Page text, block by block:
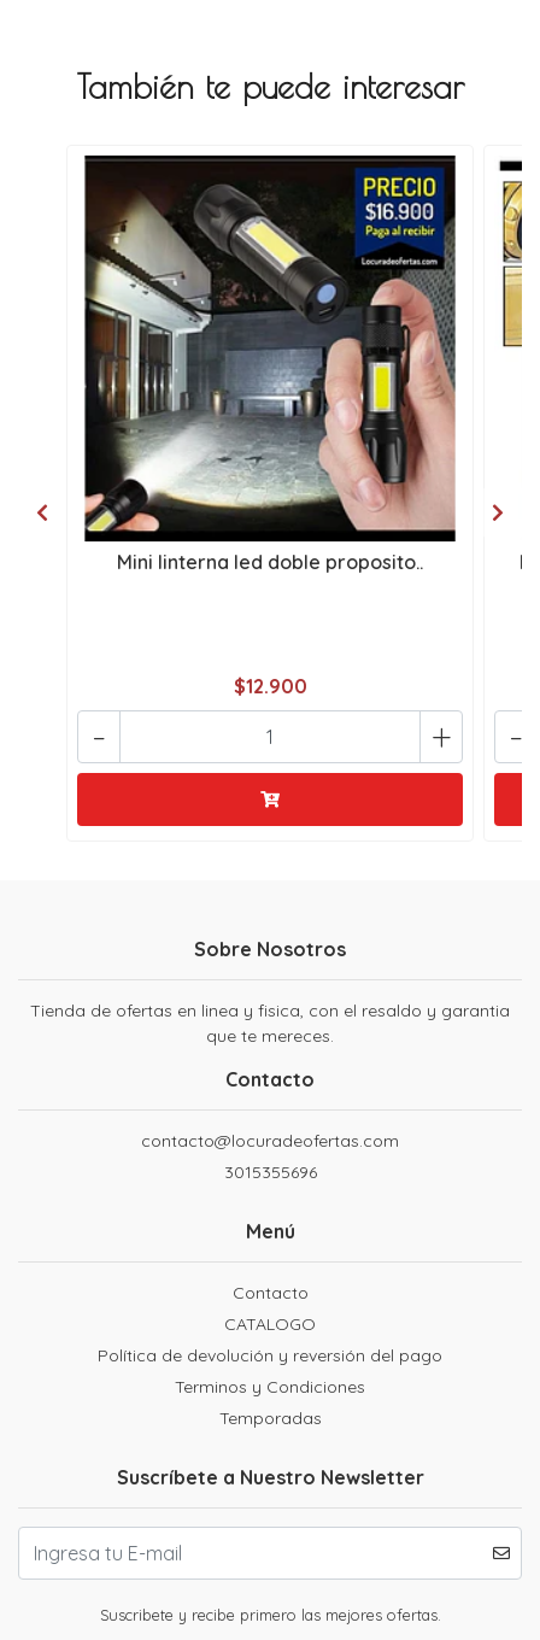
También te puede interesar
Mini linterna led doble proposito..
$12.900
+
- -
Sobre Nosotros
Tienda de ofertas en linea y fisica, con el resaldo y garantia
que te mereces.
Contacto
contacto@locuradeofertas.com
3015355696
Menú
Contacto
CATALOGO
Política de devolución y reversión del pago
Terminos y Condiciones
Temporadas
Suscríbete a Nuestro Newsletter
Suscribete y recibe primero las mejores ofertas.